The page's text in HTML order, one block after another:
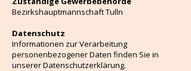
Bezirkshauptmannschaft Tulln
Datenschutz
Informationen zur Verarbeitung
personenbezogener Daten finden Sie in
unserer Datenschutzerklärung.